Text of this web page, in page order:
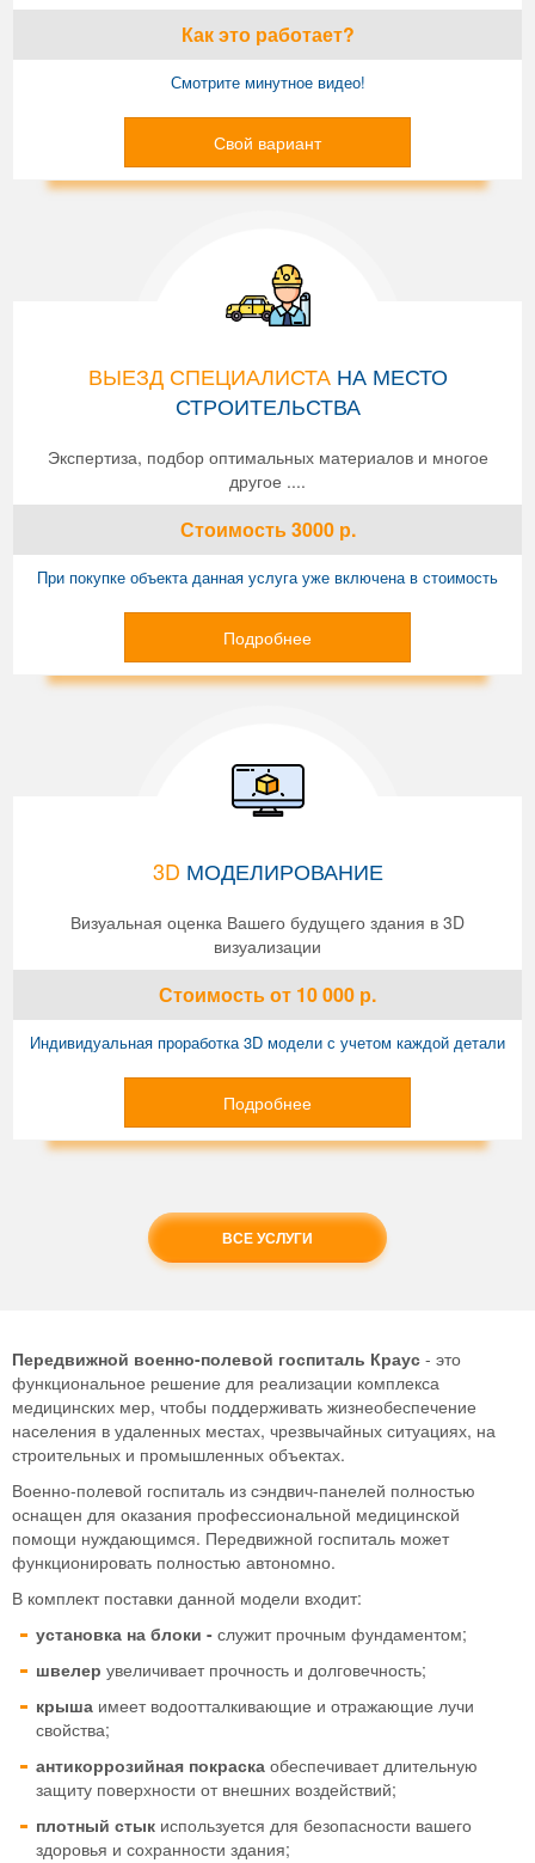
Как это работает?
Смотрите минутное видео!
Свой вариант
ВЫЕЗД СПЕЦИАЛИСТАНА МЕСТО
СТРОИТЕЛЬСТВА
Экспертиза, подбор оптимальных материалов и многое
другое ....
Стоимость3000р.
При покупке объекта данная услуга уже включена в стоимость
Подробнее
3D МОДЕЛИРОВАНИЕ
Визуальная оценка Вашего будущего здания в 3D
визуализации
Стоимостьот 10 000 р.
Индивидуальная проработка 3D модели с учетом каждой детали
Подробнее
ВСЕ УСЛУГИ
Передвижной военно-полевой госпиталь Краус - это
функциональное решение для реализации комплекса
медицинских мер, чтобы поддерживать жизнеобеспечение
населения в удаленных местах, чрезвычайных ситуациях, на
строительных и промышленных объектах.
Военно-полевой госпиталь из сэндвич-панелей полностью
оснащен для оказания профессиональной медицинской
помощи нуждающимся. Передвижной госпиталь может
функционировать полностью автономно.
В комплект поставки данной модели входит:
установка на блоки - служит прочным фундаментом;
швелер увеличивает прочность и долговечность;
крыша имеет водоотталкивающие и отражающие лучи
свойства;
антикоррозийная покраска обеспечивает длительную
защиту поверхности от внешних воздействий;
плотный стык используется для безопасности вашего
здоровья и сохранности здания;